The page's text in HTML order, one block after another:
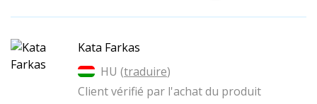
Kata Farkas
HU (traduire)
Client vérifié par l'achat du produit